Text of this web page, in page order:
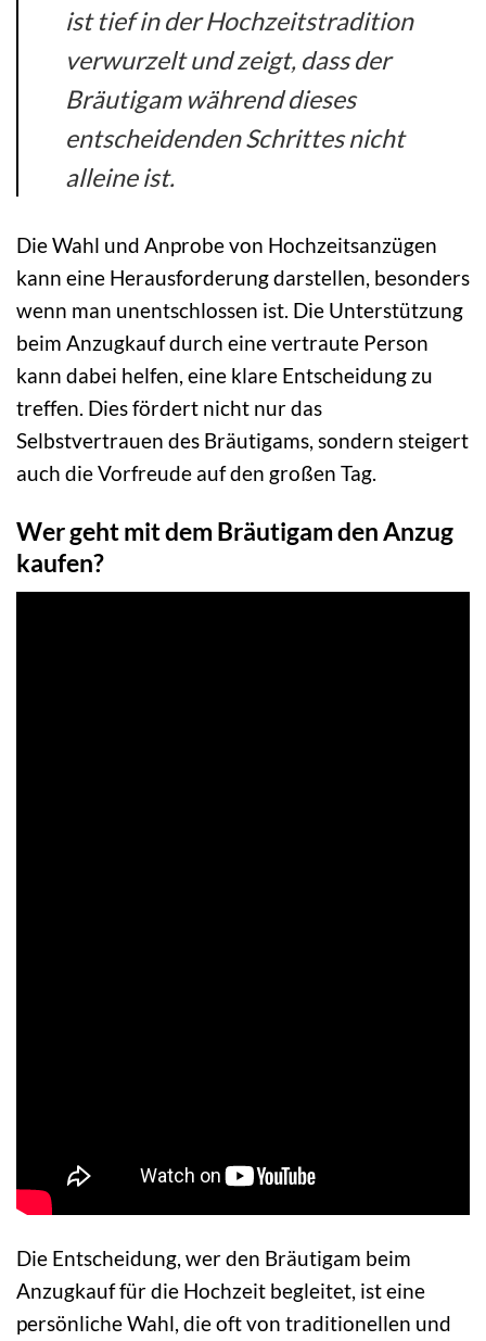
ist tief in der Hochzeitstradition
verwurzelt und zeigt, dass der
Bräutigam während dieses
entscheidenden Schrittes nicht
alleine ist.
Die Wahl und Anprobe von Hochzeitsanzügen
kann eine Herausforderung darstellen, besonders
wenn man unentschlossen ist. Die Unterstützung
beim Anzugkauf durch eine vertraute Person
kann dabei helfen, eine klare Entscheidung zu
treffen. Dies fördert nicht nur das
Selbstvertrauen des Bräutigams, sondern steigert
auch die Vorfreude auf den großen Tag.
Wer geht mit dem Bräutigam den Anzug
kaufen?
Die Entscheidung, wer den Bräutigam beim
Anzugkauf für die Hochzeit begleitet, ist eine
persönliche Wahl, die oft von traditionellen und